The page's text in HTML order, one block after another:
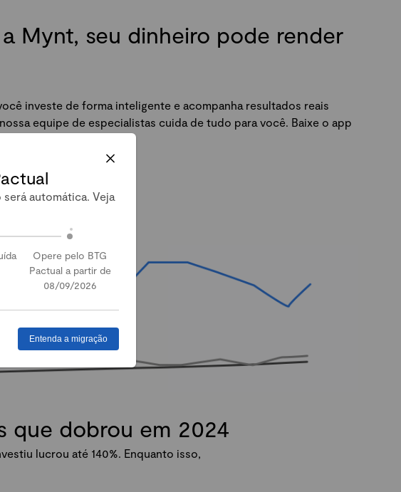
Mynt, seu dinheiro pode render
investe de forma inteligente e acompanha resultados reais
equipe de especialistas cuida de tudo para você. Baixe o app
que dobrou em 2024
lucrou até 140%. Enquanto isso,
automática. Veja
Opere pelo BTG
Pactual a partir de
08/09/2026
Entenda a migração